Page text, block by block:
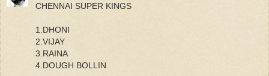
CHENNAI SUPER KINGS
1.DHONI
2.VIJAY
3.RAINA
4.DOUGH BOLLIN